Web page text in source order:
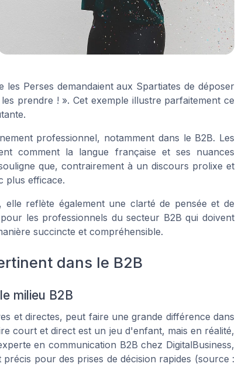
Perses demandaient aux Spartiates de déposer
prendre ! ». Cet exemple illustre parfaitement ce
professionnel, notamment dans le B2B. Les
comment la langue française et ses nuances
que, contrairement à un discours prolixe et
plus efficace.
reflète également une clarté de pensée et de
les professionnels du secteur B2B qui doivent
succincte et compréhensible.
dans le B2B
milieu B2B
et directes, peut faire une grande différence dans
court et direct est un jeu d'enfant, mais en réalité,
en communication B2B chez DigitalBusiness,
pour des prises de décision rapides (source :